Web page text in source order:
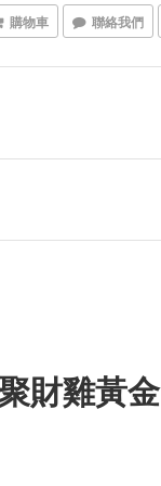
購物車 聯絡我們
財雞黃金